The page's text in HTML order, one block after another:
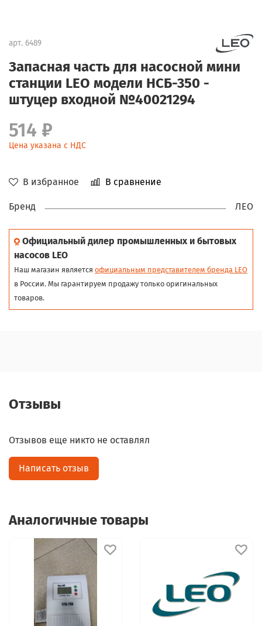
арт. 6489
Запасная часть для насосной мини
станции LEO модели НСБ-350 -
штуцер входной №40021294
В избранное В сравнение
514 ₽
Цена указана с НДС
Бренд ЛЕО
Официальный дилер промышленных и бытовых
насосов LEO
Наш магазин является официальным представителем бренда LEO
в России. Мы гарантируем продажу только оригинальных
товаров.
Отзывы
Отзывов еще никто не оставлял
Написать отзыв
Аналогичные товары